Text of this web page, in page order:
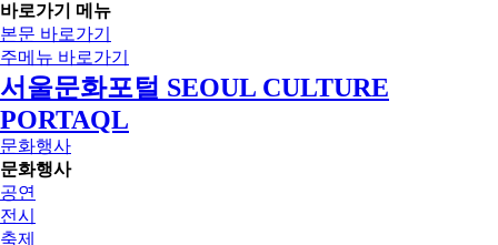
바로가기 메뉴
본문 바로가기
주메뉴 바로가기
서울문화포털 SEOUL CULTURE
PORTAQL
문화행사
문화행사
공연
전시
축제